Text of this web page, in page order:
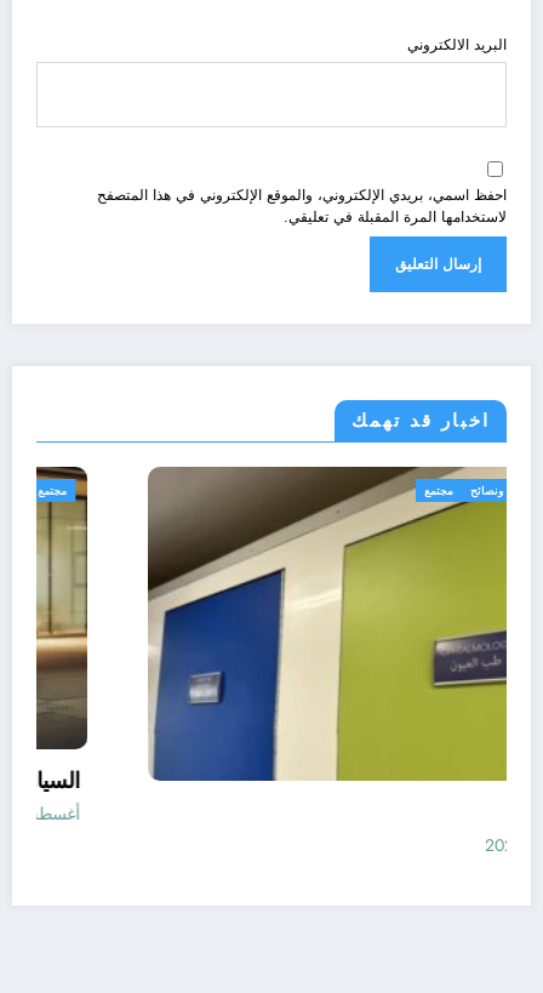
البريد الالكتروني
احفظ اسمي، بريدي الإلكتروني، والموقع الإلكتروني في هذا المتصفح
لاستخدامها المرة المقبلة في تعليقي.
اخبار قد تهمك
رياضة طب صحة ونصائح
أغسطس 8, 2026